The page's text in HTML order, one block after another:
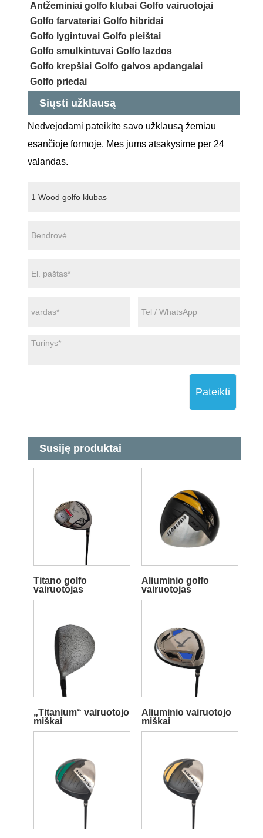
Antžeminiai golfo klubai Golfo vairuotojai
Golfo farvateriai Golfo hibridai
Golfo lygintuvai Golfo pleištai
Golfo smulkintuvai Golfo lazdos
Golfo krepšiai Golfo galvos apdangalai
Golfo priedai
Siųsti užklausą
Nedvejodami pateikite savo užklausą žemiau
esančioje formoje. Mes jums atsakysime per 24
valandas.
Pateikti
Susiję produktai
Titano golfo
vairuotojas
Aliuminio golfo
vairuotojas
„Titanium“ vairuotojo
miškai
Aliuminio vairuotojo
miškai